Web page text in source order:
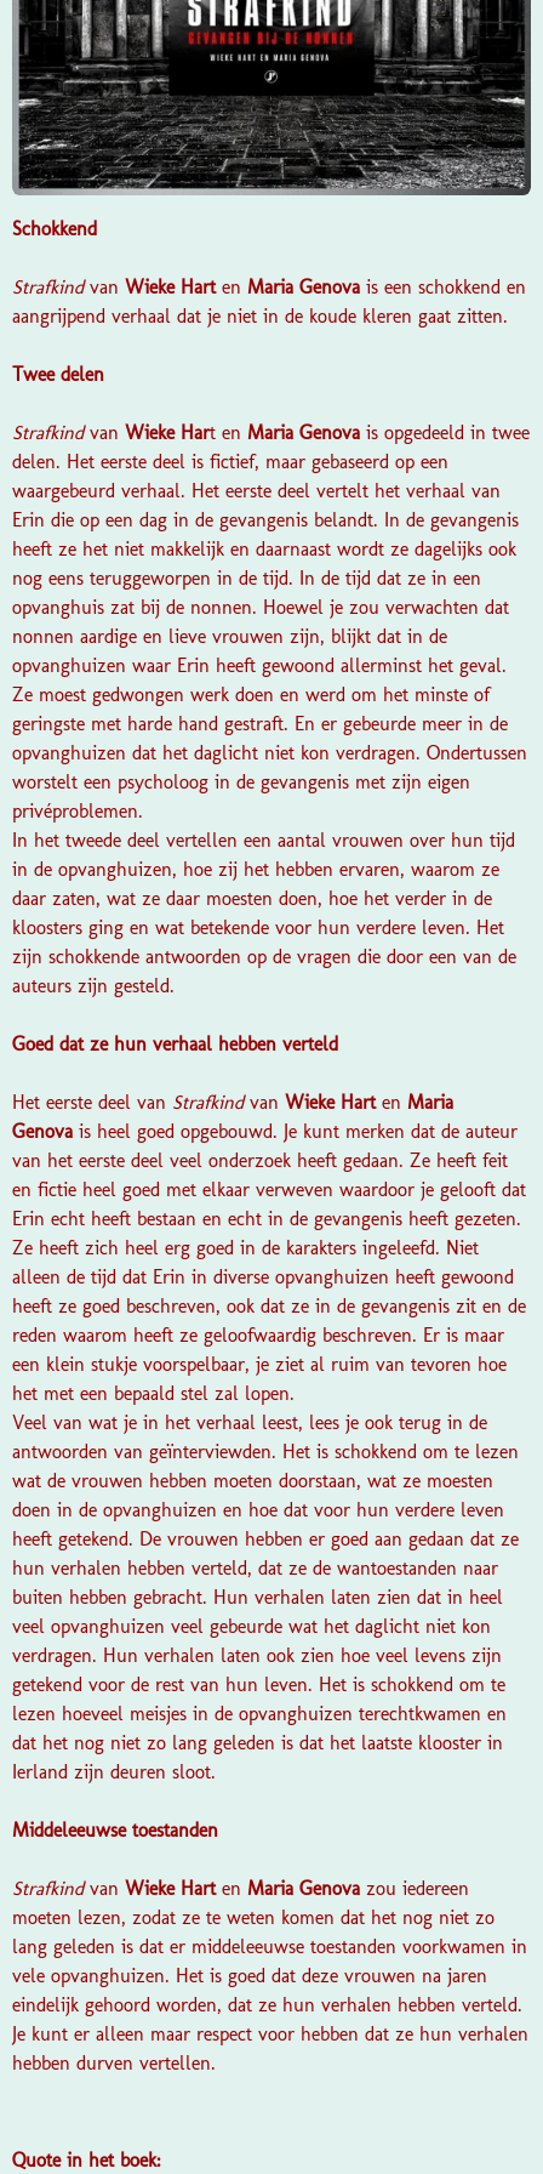
Schokkend
Strafkindvan Wieke Harten Maria Genova is een schokkend en
aangrijpend verhaal dat je niet in de koude kleren gaat zitten.
Twee delen
Strafkind van Wieke Hart en Maria Genova is opgedeeld in twee
delen. Het eerste deel is fictief, maar gebaseerd op een
waargebeurd verhaal. Het eerste deel vertelt het verhaal van
Erin die op een dag in de gevangenis belandt. In de gevangenis
heeft ze het niet makkelijk en daarnaast wordt ze dagelijks ook
nog eens teruggeworpen in de tijd. In de tijd dat ze in een
opvanghuis zat bij de nonnen. Hoewel je zou verwachten dat
nonnen aardige en lieve vrouwen zijn, blijkt dat in de
opvanghuizen waar Erin heeft gewoond allerminst het geval.
Ze moest gedwongen werk doen en werd om het minste of
geringste met harde hand gestraft. En er gebeurde meer in de
opvanghuizen dat het daglicht niet kon verdragen. Ondertussen
worstelt een psycholoog in de gevangenis met zijn eigen
privéproblemen.
In het tweede deel vertellen een aantal vrouwen over hun tijd
in de opvanghuizen, hoe zij het hebben ervaren, waarom ze
daar zaten, wat ze daar moesten doen, hoe het verder in de
kloosters ging en wat betekende voor hun verdere leven. Het
zijn schokkende antwoorden op de vragen die door een van de
auteurs zijn gesteld.
Goed dat ze hun verhaal hebben verteld
Het eerste deel van Strafkind van Wieke Harten Maria
Genova is heel goed opgebouwd. Je kunt merken dat de auteur
van het eerste deel veel onderzoek heeft gedaan. Ze heeft feit
en fictie heel goed met elkaar verweven waardoor je gelooft dat
Erin echt heeft bestaan en echt in de gevangenis heeft gezeten.
Ze heeft zich heel erg goed in de karakters ingeleefd. Niet
alleen de tijd dat Erin in diverse opvanghuizen heeft gewoond
heeft ze goed beschreven, ook dat ze in de gevangenis zit en de
reden waarom heeft ze geloofwaardig beschreven. Er is maar
een klein stukje voorspelbaar, je ziet al ruim van tevoren hoe
het met een bepaald stel zal lopen.
Veel van wat je in het verhaal leest, lees je ook terug in de
antwoorden van geïnterviewden. Het is schokkend om te lezen
wat de vrouwen hebben moeten doorstaan, wat ze moesten
doen in de opvanghuizen en hoe dat voor hun verdere leven
heeft getekend. De vrouwen hebben er goed aan gedaan dat ze
hun verhalen hebben verteld, dat ze de wantoestanden naar
buiten hebben gebracht. Hun verhalen laten zien dat in heel
veel opvanghuizen veel gebeurde wat het daglicht niet kon
verdragen. Hun verhalen laten ook zien hoe veel levens zijn
getekend voor de rest van hun leven. Het is schokkend om te
lezen hoeveel meisjes in de opvanghuizen terechtkwamen en
dat het nog niet zo lang geleden is dat het laatste klooster in
Ierland zijn deuren sloot.
Middeleeuwse toestanden
Strafkindvan Wieke Hart en Maria Genova zou iedereen
moeten lezen, zodat ze te weten komen dat het nog niet zo
lang geleden is dat er middeleeuwse toestanden voorkwamen in
vele opvanghuizen. Het is goed dat deze vrouwen na jaren
eindelijk gehoord worden, dat ze hun verhalen hebben verteld.
Je kunt er alleen maar respect voor hebben dat ze hun verhalen
hebben durven vertellen.
Quote in het boek: